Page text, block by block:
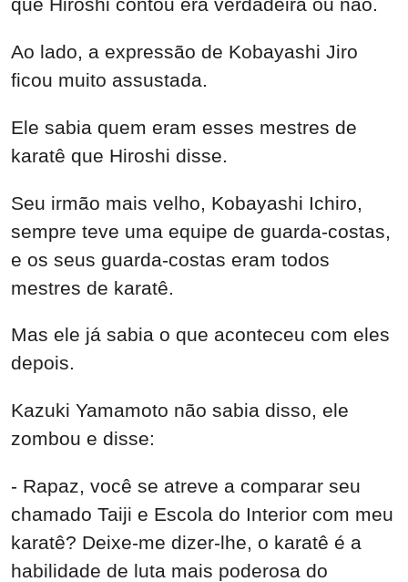
Kazuki Yamamoto não sabia disso, ele
zombou e disse:
- Rapaz, você se atreve a comparar seu
chamado Taiji e Escola do Interior com meu
karatê? Deixe-me dizer-lhe, o karatê é a
habilidade de luta mais poderosa do